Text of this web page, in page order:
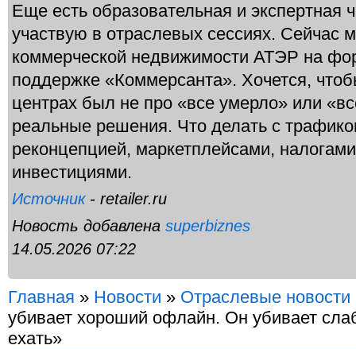
Еще есть образовательная и экспертная
участвую в отраслевых сессиях. Сейчас
коммерческой недвижимости АТЭР на
поддержке «Коммерсанта». Хочется,
центрах был не про «все умерло» или
реальные решения. Что делать с
реконцепцией, маркетплейсами,
инвестициями.
Источник- retailer.ru
Новость добавлена superbiznes
14.05.2026 07:22
Главная » Новости » Отраслевые новости
убивает хороший офлайн. Он убивает
ехать»